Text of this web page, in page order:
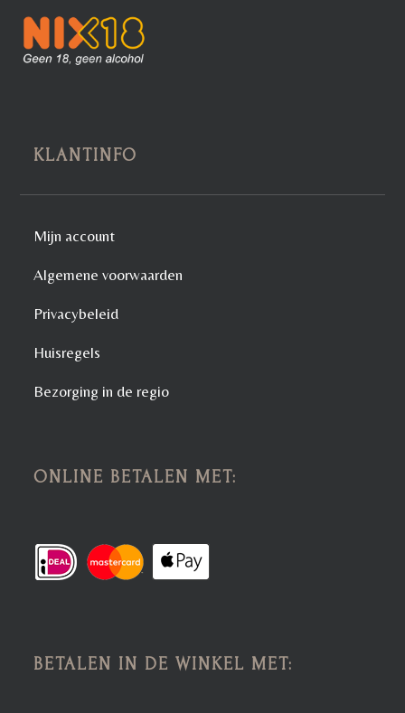
KLANTINFO
Mijn account
Algemene voorwaarden
Privacybeleid
Huisregels
Bezorging in de regio
ONLINE BETALEN MET:
BETALEN IN DE WINKEL MET: